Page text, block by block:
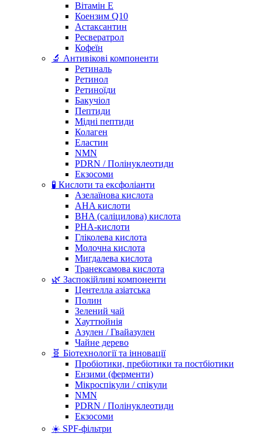
Вітамін Е
Коензим Q10
Астаксантин
Ресвератрол
Кофеїн
🔬 Антивікові компоненти
Ретиналь
Ретинол
Ретиноїди
Бакучіол
Пептиди
Мідні пептиди
Колаген
Еластин
NMN
PDRN / Полінуклеотиди
Екзосоми
🧪 Кислоти та ексфоліанти
Азелаїнова кислота
AHA кислоти
BHA (саліцилова) кислота
PHA-кислоти
Гліколева кислота
Молочна кислота
Мигдалева кислота
Транексамова кислота
🌿 Заспокійливі компоненти
Центелла азіатська
Полин
Зелений чай
Хауттюйнія
Азулен / Гвайазулен
Чайне дерево
🧬 Біотехнології та інновації
Пробіотики, пребіотики та постбіотики
Ензими (ферменти)
Мікроспікули / спікули
NMN
PDRN / Полінуклеотиди
Екзосоми
☀️ SPF-фільтри